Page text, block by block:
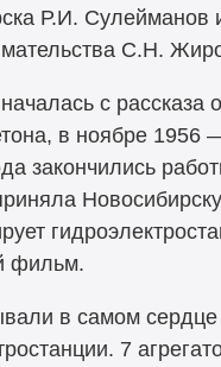
Р.И. Сулейманов
С.Н.
с рассказа
в ноябре 1956
закончились
фильм.
в самом
7